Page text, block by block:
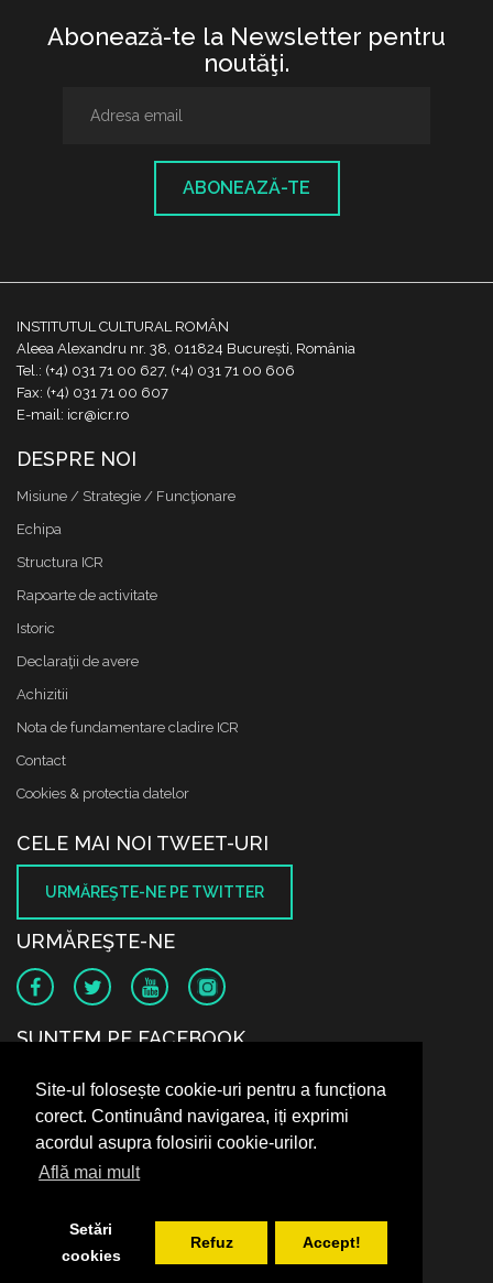
Site-ul folosește cookie-uri pentru a funcționa
corect. Continuând navigarea, iți exprimi
acordul asupra folosirii cookie-urilor.
Află mai mult
Setări
cookies
Refuz Accept!
Abonează-te la Newsletter pentru
noutăţi.
ABONEAZĂ-TE
INSTITUTUL CULTURAL ROMÂN
Aleea Alexandru nr. 38, 011824 București, România
Tel.: (+4) 031 71 00 627, (+4) 031 71 00 606
Fax: (+4) 031 71 00 607
E-mail: icr@icr.ro
DESPRE NOI
Misiune / Strategie / Funcţionare
Echipa
Structura ICR
Rapoarte de activitate
Istoric
Declaraţii de avere
Achizitii
Nota de fundamentare cladire ICR
Contact
Cookies & protectia datelor
CELE MAI NOI TWEET-URI
URMĂREŞTE-NE PE TWITTER
URMĂREŞTE-NE
SUNTEM PE FACEBOOK